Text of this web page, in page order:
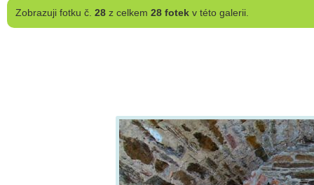
Zobrazujifotku č. 28z celkem 28 fotekv této galerii.